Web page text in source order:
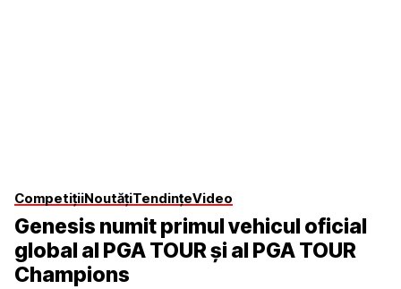
CompetițiiNoutățiTendințeVideo
Genesis numit primul vehicul oficial
global al PGA TOUR și al PGA TOUR
Champions